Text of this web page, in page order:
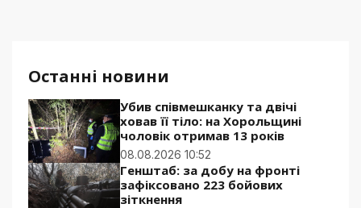
Останні новини
Убив співмешканку та двічі
ховав її тіло: на Хорольщині
чоловік отримав 13 років
08.08.2026 10:52
Генштаб: за добу на фронті
зафіксовано 223 бойових
зіткнення